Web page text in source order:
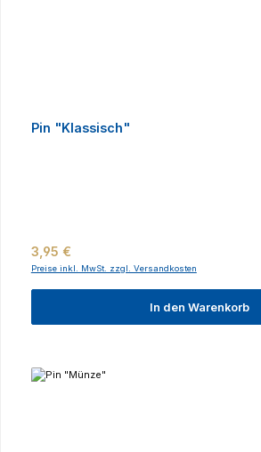
Pin "Klassisch"
Regulärer Preis:
3,95 €
Preise inkl. MwSt. zzgl. Versandkosten
In den Warenkorb